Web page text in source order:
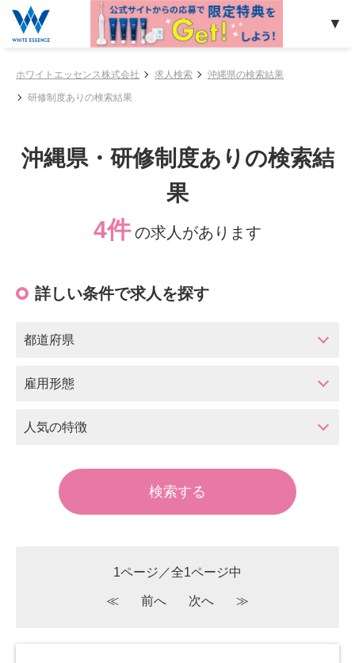
ホワイトエッセンス株式会社 求人検索 沖縄県の検索結果
研修制度ありの検索結果
沖縄県・研修制度ありの検索結
果
4件 の求人があります
詳しい条件で求人を探す
都道府県
雇用形態
人気の特徴
1ページ／全1ページ中
≪ 前へ 次へ ≫